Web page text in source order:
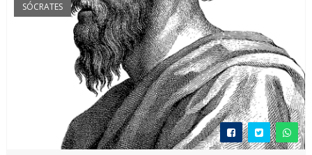
SÓCRATES